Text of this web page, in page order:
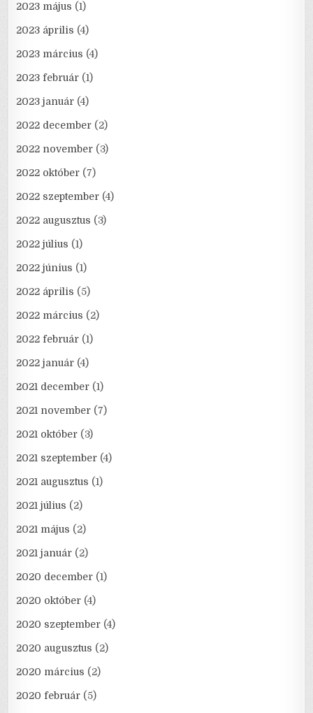
2023 május (1)
2023 április (4)
2023 március (4)
2023 február (1)
2023 január (4)
2022 december (2)
2022 november (3)
2022 október (7)
2022 szeptember (4)
2022 augusztus (3)
2022 július (1)
2022 június (1)
2022 április (5)
2022 március (2)
2022 február (1)
2022 január (4)
2021 december (1)
2021 november (7)
2021 október (3)
2021 szeptember (4)
2021 augusztus (1)
2021 július (2)
2021 május (2)
2021 január (2)
2020 december (1)
2020 október (4)
2020 szeptember (4)
2020 augusztus (2)
2020 március (2)
2020 február (5)